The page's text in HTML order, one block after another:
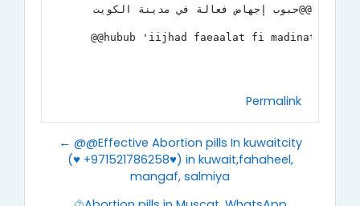
@@حبوب إجهاض فعالة في مدينة الكويت (♥️ +971521786258♥️) في الكويت، الفحيحيل، المنجف، السالمية
@@hubub 'iijhad faeaalat fi madinat
Permalink
← @@Effective Abortion pills In kuwaitcity
(♥️ +971521786258♥️) in kuwait,fahaheel,
mangaf, salmiya